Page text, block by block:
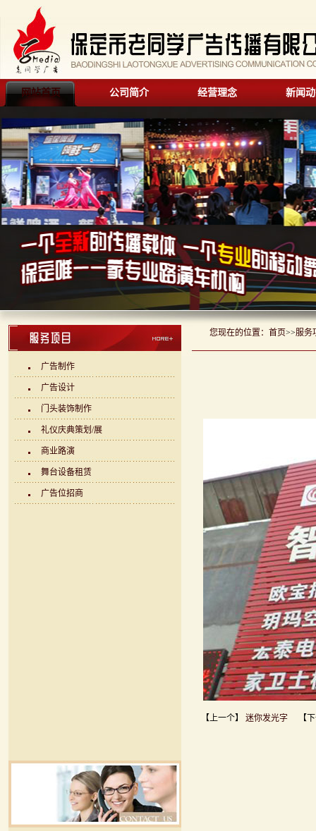
网站首页 公司简介 经营理念 新闻
广告制作
广告设计
门头装饰制作
礼仪庆典策划/展
商业路演
舞台设备租赁
广告位招商
您现在的位置： 首页>>服务
【上一个】 迷你发光字【下